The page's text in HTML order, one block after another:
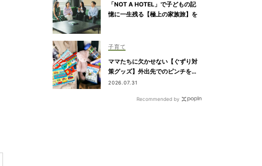
「NOT A HOTEL」で子どもの記
憶に一生残る【極上の家族旅】を
子育て
ママたちに欠かせない【ぐずり対
策グッズ】外出先でのピンチを解
決！
2026.07.31
Recommended by